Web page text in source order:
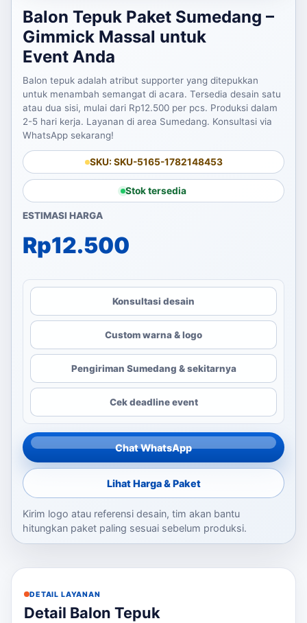
Balon Tepuk Paket Sumedang –
Gimmick Massal untuk
Event Anda
Balon tepuk adalah atribut supporter yang ditepukkan
untuk menambah semangat di acara. Tersedia desain satu
atau dua sisi, mulai dari Rp12.500 per pcs. Produksi dalam
2-5 hari kerja. Layanan di area Sumedang. Konsultasi via
WhatsApp sekarang!
SKU: SKU-5165-1782148453
Stok tersedia
ESTIMASI HARGA
Rp12.500
Konsultasi desain
Custom warna & logo
Pengiriman Sumedang & sekitarnya
Cek deadline event
Chat WhatsApp
Lihat Harga & Paket
Kirim logo atau referensi desain, tim akan bantu
hitungkan paket paling sesuai sebelum produksi.
DETAIL LAYANAN
Detail Balon Tepuk